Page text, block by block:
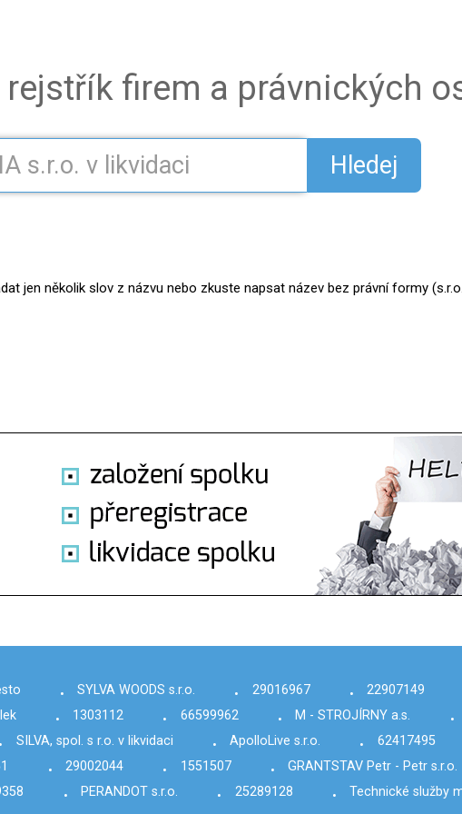
rejstřík firem a právnických
Hledej
jen několik slov z názvu nebo zkuste napsat název bez právní formy
• SYLVA WOODS s.r.o. • 29016967 • 22907149
• 1303112 • 66599962 • M - STROJÍRNY a.s. •
• SILVA, spol. s r.o. v likvidaci • ApolloLive s.r.o. • 62417495
• 29002044 • 1551507 • GRANTSTAV Petr - Petr s.r.o.
• PERANDOT s.r.o. • 25289128 • Technické služby